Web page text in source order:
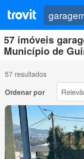
57 imóveis
Município de
57 resultados
Ordenar por